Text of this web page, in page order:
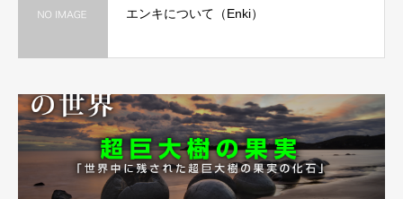
エンキについて（Enki）